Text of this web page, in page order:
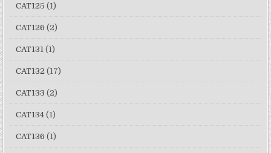
CAT125 (1)
CAT126 (2)
CAT131 (1)
CAT132 (17)
CAT133 (2)
CAT134 (1)
CAT136 (1)